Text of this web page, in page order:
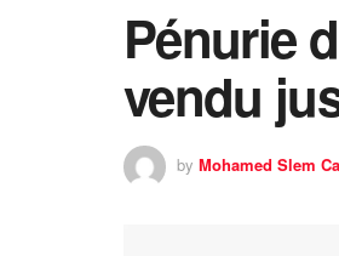
Pénurie
vendu
by Mohamed Slem